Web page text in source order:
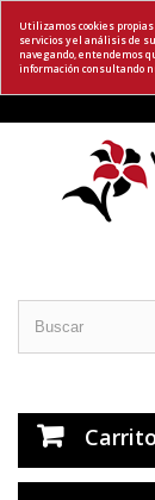
Utilizamos cookies
servicios y el análisis de
navegando, entendemos
información consultando